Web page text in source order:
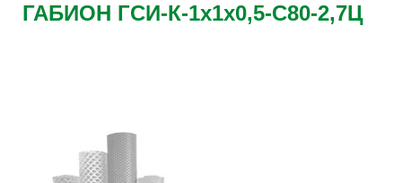
ГАБИОН ГСИ-К-1х1х0,5-С80-2,7Ц